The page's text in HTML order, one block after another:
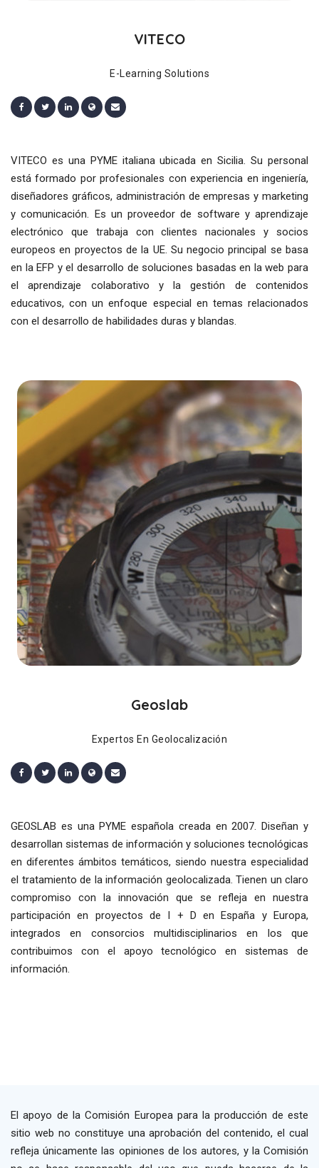
VITECO
E-Learning Solutions
VITECO es una PYME italiana ubicada en Sicilia. Su personal
está formado por profesionales con experiencia en ingeniería,
diseñadores gráficos, administración de empresas y marketing
y comunicación. Es un proveedor de software y aprendizaje
electrónico que trabaja con clientes nacionales y socios
europeos en proyectos de la UE. Su negocio principal se basa
en la EFP y el desarrollo de soluciones basadas en la web para
el aprendizaje colaborativo y la gestión de contenidos
educativos, con un enfoque especial en temas relacionados
con el desarrollo de habilidades duras y blandas.
Geoslab
Expertos En Geolocalización
GEOSLAB es una PYME española creada en 2007. Diseñan y
desarrollan sistemas de información y soluciones tecnológicas
en diferentes ámbitos temáticos, siendo nuestra especialidad
el tratamiento de la información geolocalizada. Tienen un claro
compromiso con la innovación que se refleja en nuestra
participación en proyectos de I + D en España y Europa,
integrados en consorcios multidisciplinarios en los que
contribuimos con el apoyo tecnológico en sistemas de
información.
El apoyo de la Comisión Europea para la producción de este
sitio web no constituye una aprobación del contenido, el cual
refleja únicamente las opiniones de los autores, y la Comisión